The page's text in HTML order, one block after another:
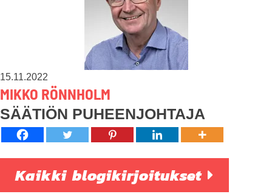
15.11.2022
MIKKO RÖNNHOLM
SÄÄTIÖN PUHEENJOHTAJA
Kaikki blogikirjoitukset